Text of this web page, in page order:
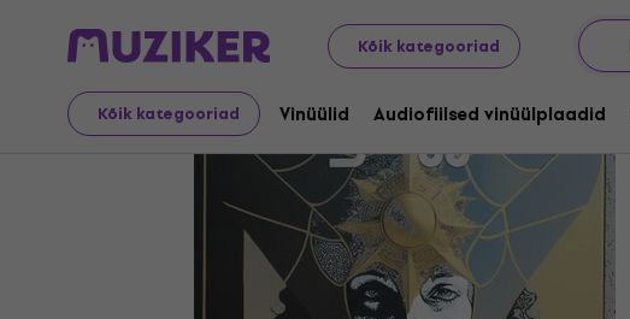
Kõik kategooriad
Kõik kategooriad Vinüülid Audiofiilsed vinüülplaadid
LP plaadid ja CD-d Vinüülid